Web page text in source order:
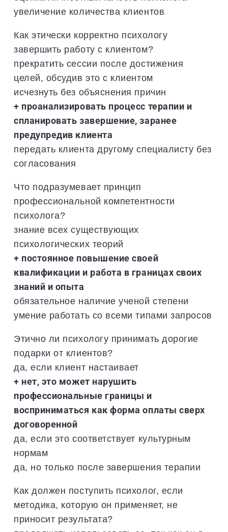
увеличение количества клиентов
Как этически корректно психологу
завершить работу с клиентом?
прекратить сессии после достижения
целей, обсудив это с клиентом
исчезнуть без объяснения причин
+ проанализировать процесс терапии и
спланировать завершение, заранее
предупредив клиента
передать клиента другому специалисту без
согласования
Что подразумевает принцип
профессиональной компетентности
психолога?
знание всех существующих
психологических теорий
+ постоянное повышение своей
квалификации и работа в границах своих
знаний и опыта
обязательное наличие ученой степени
умение работать со всеми типами запросов
Этично ли психологу принимать дорогие
подарки от клиентов?
да, если клиент настаивает
+ нет, это может нарушить
профессиональные границы и
восприниматься как форма оплаты сверх
договоренной
да, если это соответствует культурным
нормам
да, но только после завершения терапии
Как должен поступить психолог, если
методика, которую он применяет, не
приносит результата?